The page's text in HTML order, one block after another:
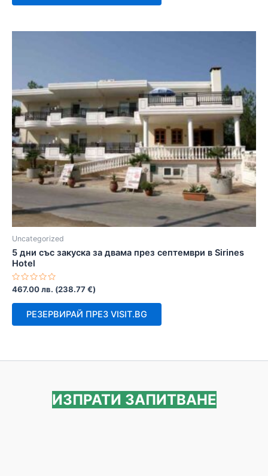
Uncategorized
5 дни със закуска за двама през септември в Sirines
Hotel
Оценено
с
0
467.00лв. (238.77€)
РЕЗЕРВИРАЙ ПРЕЗ VISIT.BG
ИЗПРАТИ ЗАПИТВАНЕ